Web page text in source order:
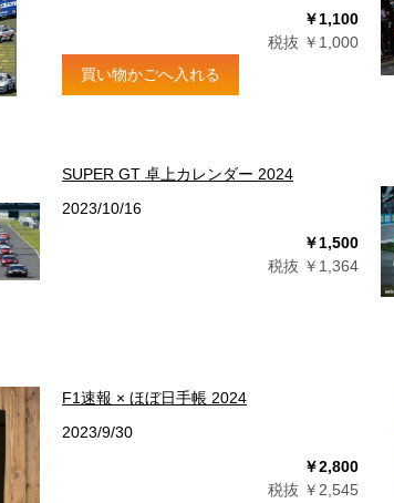
￥1,100
税抜 ￥1,000
買い物かごへ入れる
SUPER GT 卓上カレンダー 2024
2023/10/16
￥1,500
税抜 ￥1,364
F1速報 × ほぼ日手帳 2024
2023/9/30
￥2,800
税抜 ￥2,545